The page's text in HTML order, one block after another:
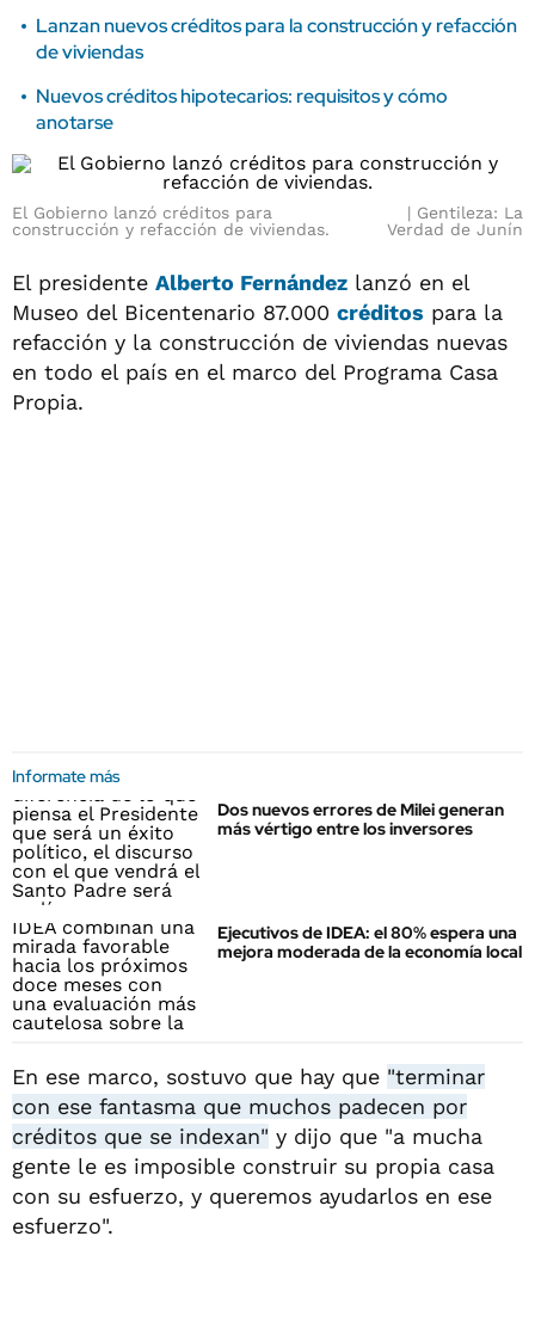
Lanzan nuevos créditos para la construcción y refacción
de viviendas
Nuevos créditos hipotecarios: requisitos y cómo
anotarse
El Gobierno lanzó créditos para
construcción y refacción de viviendas.
Gentileza: La
Verdad de Junín
El presidente Alberto Fernández lanzó en el
Museo del Bicentenario 87.000 créditos para la
refacción y la construcción de viviendas nuevas
en todo el país en el marco del Programa Casa
Propia.
Informate más
Dos nuevos errores de Milei generan
más vértigo entre los inversores
Ejecutivos de IDEA: el 80% espera una
mejora moderada de la economía local
En ese marco, sostuvo que hay que "terminar
con ese fantasma que muchos padecen por
créditos que se indexan" y dijo que "a mucha
gente le es imposible construir su propia casa
con su esfuerzo, y queremos ayudarlos en ese
esfuerzo".